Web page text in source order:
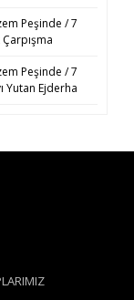
Peşinde / 7
Peşinde / 7
Yutan Ejderha